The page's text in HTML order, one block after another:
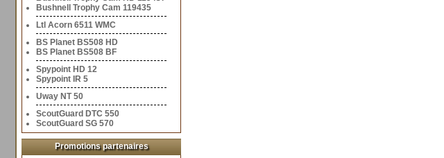
Bushnell Trophy Cam 119435
Ltl Acorn 6511 WMC
BS Planet BS508 HD
BS Planet BS508 BF
Spypoint HD 12
Spypoint IR 5
Uway NT 50
ScoutGuard DTC 550
ScoutGuard SG 570
Promotions partenaires